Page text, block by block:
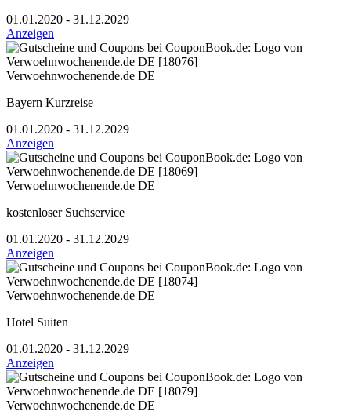
01.01.2020 - 31.12.2029
Anzeigen
Verwoehnwochenende.de DE
Bayern Kurzreise
01.01.2020 - 31.12.2029
Anzeigen
Verwoehnwochenende.de DE
kostenloser Suchservice
01.01.2020 - 31.12.2029
Anzeigen
Verwoehnwochenende.de DE
Hotel Suiten
01.01.2020 - 31.12.2029
Anzeigen
Verwoehnwochenende.de DE